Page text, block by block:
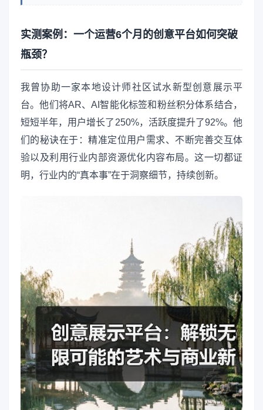
实测案例：一个运营6个月的创意平台如何突破
瓶颈？
我曾协助一家本地设计师社区试水新型创意展示平
台。他们将AR、AI智能化标签和粉丝积分体系结合，
短短半年，用户增长了250%，活跃度提升了92%。他
们的秘诀在于：精准定位用户需求、不断完善交互体
验以及利用行业内部资源优化内容布局。这一切都证
明，行业内的“真本事”在于洞察细节，持续创新。